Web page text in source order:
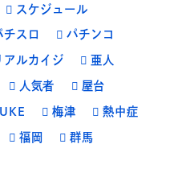
スケジュール
チスロ パチンコ
アルカイジ 亜人
人気者 屋台
梅津 熱中症
福岡 群馬